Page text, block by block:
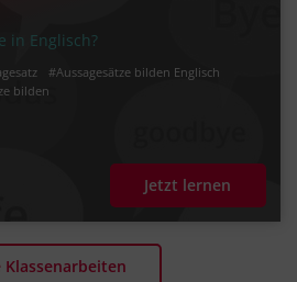
in Englisch?
#Aussagesätze bilden Englisch
bilden
Jetzt lernen
Klassenarbeiten